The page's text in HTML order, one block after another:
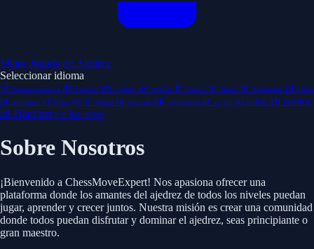
Mejor Jugada de Ajedrez
Seleccionar idioma
id Bahasa Indonesia de Deutsch en English es español fr français it italiano nl Nederlands pl polski
pt português vi Tiếng Việt tr Türkçe ru русский uk українська ar العربية ja 日本語 zh 简体中文
zh-Hant 繁體中文 ko 한국어
Sobre Nosotros
¡Bienvenido a ChessMoveExpert! Nos apasiona ofrecer una
plataforma donde los amantes del ajedrez de todos los niveles puedan
jugar, aprender y crecer juntos. Nuestra misión es crear una comunidad
donde todos puedan disfrutar y dominar el ajedrez, seas principiante o
gran maestro.